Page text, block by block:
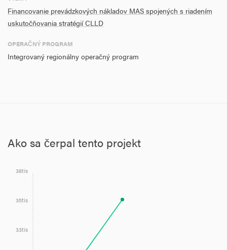
nábytku, IKT vrátane softwaru, vytvorením 4 nových pracovných
miest a prefinancovaním ostatných prevádzkových nákladov
a externých služieb.
Financovanie prevádzkových nákladov MAS spojených s riadením
uskutočňovania stratégií CLLD
OPERAČNÝ PROGRAM
Integrovaný regionálny operačný program
Ako sa čerpal tento projekt
33tis
35tis
38tis